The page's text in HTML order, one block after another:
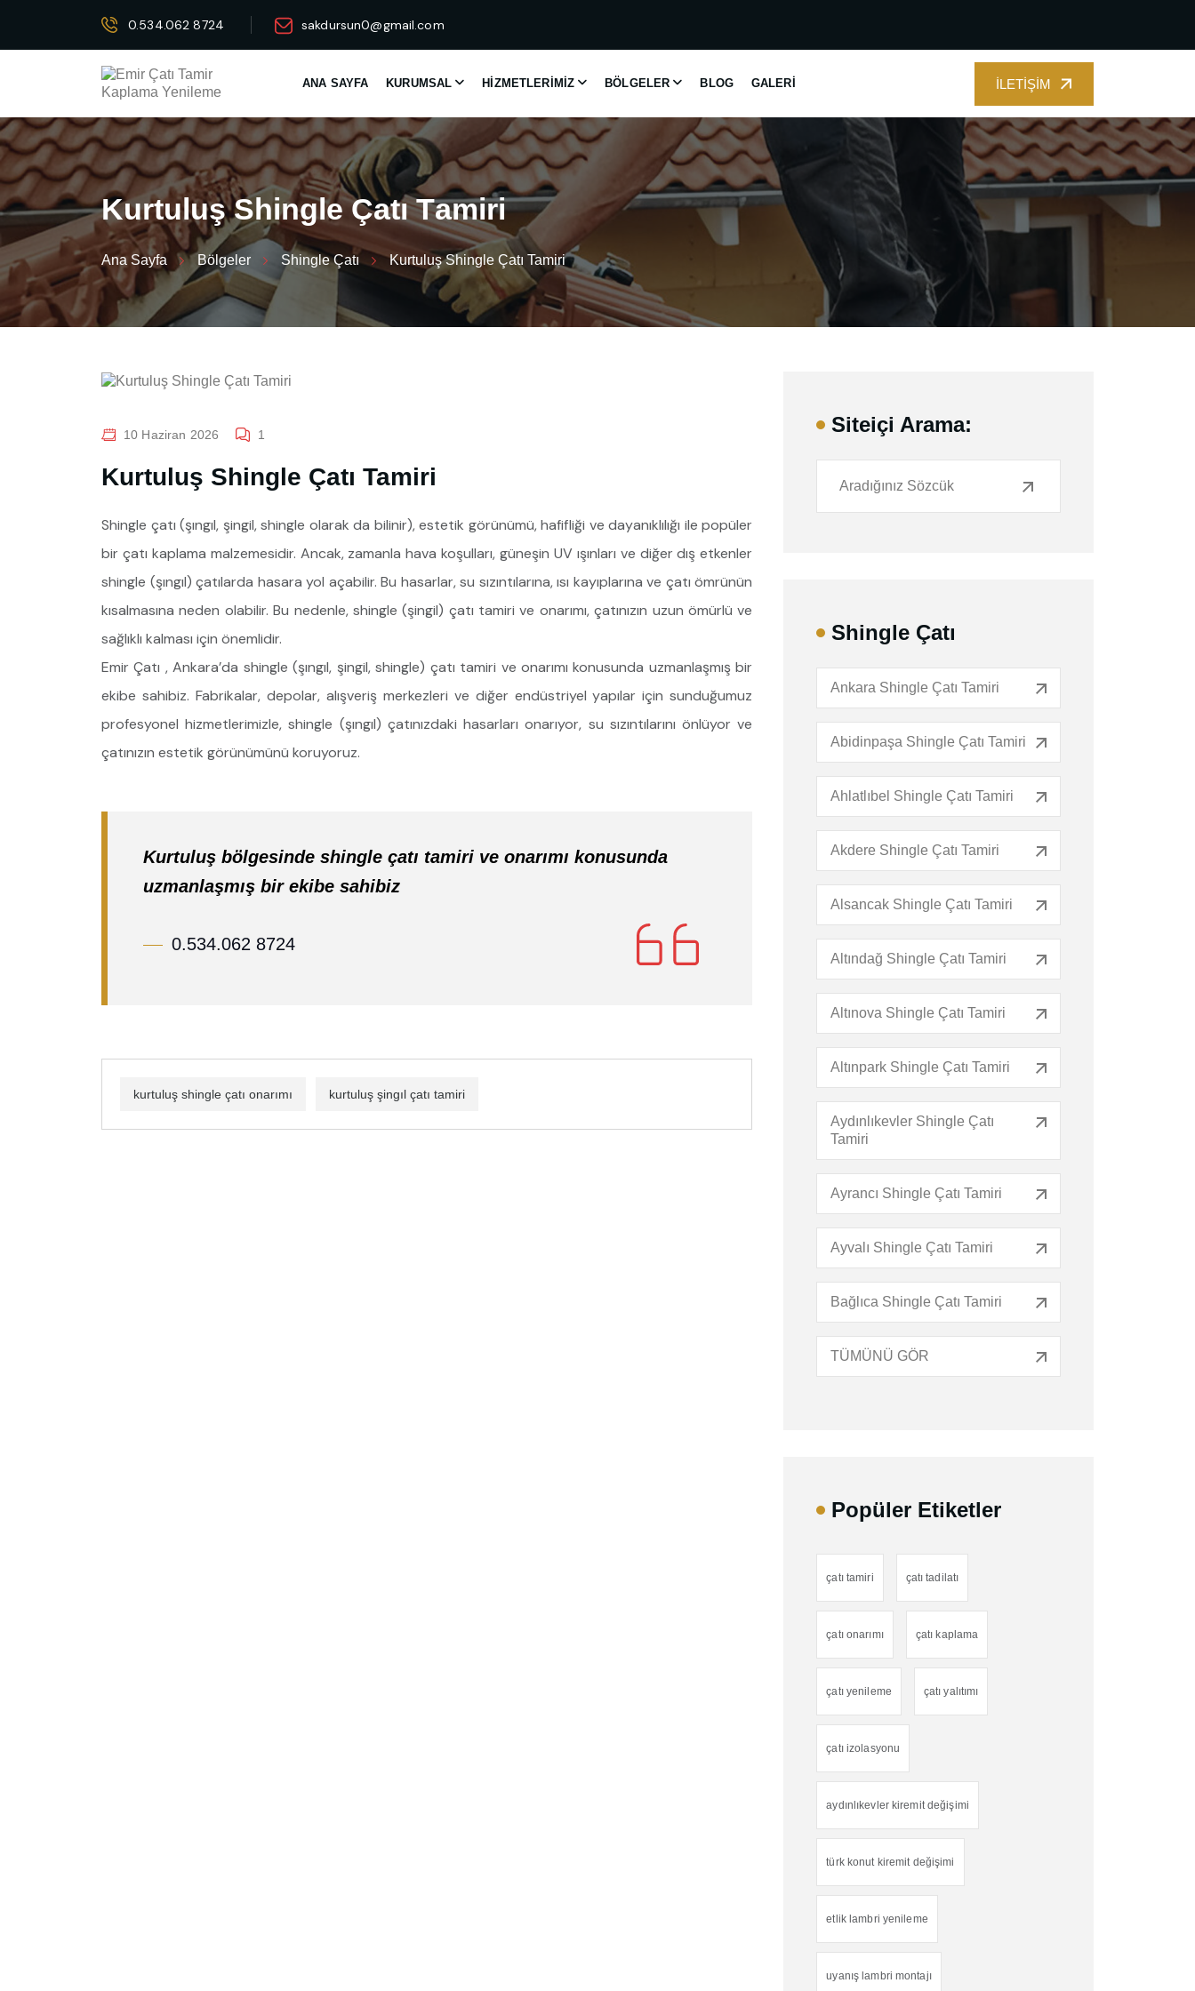
0.534.062 8724 sakdursun0@gmail.com
ANA SAYFA KURUMSAL HIZMETLERIMIZ BÖLGELER BLOG GALERI
İLETIŞIM
Kurtuluş Shingle Çatı Tamiri
Ana Sayfa Bölgeler Shingle Çatı Kurtuluş Shingle Çatı Tamiri
10 Haziran 2026 1
Kurtuluş Shingle Çatı Tamiri
Shingle çatı (şıngıl, şingil, shingle olarak da bilinir), estetik görünümü, hafifliği ve dayanıklılığı ile popüler
bir çatı kaplama malzemesidir. Ancak, zamanla hava koşulları, güneşin UV ışınları ve diğer dış etkenler
shingle (şıngıl) çatılarda hasara yol açabilir. Bu hasarlar, su sızıntılarına, ısı kayıplarına ve çatı ömrünün
kısalmasına neden olabilir. Bu nedenle, shingle (şingil) çatı tamiri ve onarımı, çatınızın uzun ömürlü ve
sağlıklı kalması için önemlidir.
Emir Çatı , Ankara’da shingle (şıngıl, şingil, shingle) çatı tamiri ve onarımı konusunda uzmanlaşmış bir
ekibe sahibiz. Fabrikalar, depolar, alışveriş merkezleri ve diğer endüstriyel yapılar için sunduğumuz
profesyonel hizmetlerimizle, shingle (şıngıl) çatınızdaki hasarları onarıyor, su sızıntılarını önlüyor ve
çatınızın estetik görünümünü koruyoruz.
Kurtuluş bölgesinde shingle çatı tamiri ve onarımı konusunda
uzmanlaşmış bir ekibe sahibiz
0.534.062 8724
kurtuluş shingle çatı onarımı kurtuluş şingıl çatı tamiri
Siteiçi Arama:
Shingle Çatı
Ankara Shingle Çatı Tamiri
Abidinpaşa Shingle Çatı Tamiri
Ahlatlıbel Shingle Çatı Tamiri
Akdere Shingle Çatı Tamiri
Alsancak Shingle Çatı Tamiri
Altındağ Shingle Çatı Tamiri
Altınova Shingle Çatı Tamiri
Altınpark Shingle Çatı Tamiri
Aydınlıkevler Shingle Çatı
Tamiri
Ayrancı Shingle Çatı Tamiri
Ayvalı Shingle Çatı Tamiri
Bağlıca Shingle Çatı Tamiri
TÜMÜNÜ GÖR
Popüler Etiketler
çatı tamiri çatı tadilatı
çatı onarımı çatı kaplama
çatı yenileme çatı yalıtımı
çatı izolasyonu
aydınlıkevler kiremit değişimi
türk konut kiremit değişimi
etlik lambri yenileme
uyanış lambri montajı